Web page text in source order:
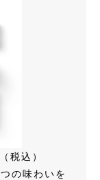
税込）
の味わいを